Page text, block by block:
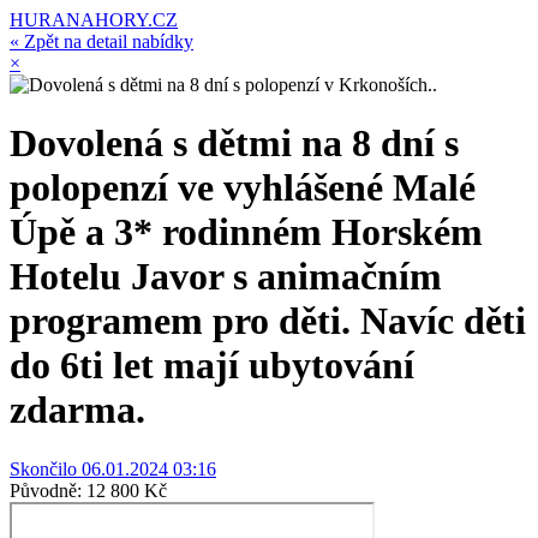
HURANAHORY.CZ
« Zpět na detail nabídky
×
Dovolená s dětmi na 8 dní s
polopenzí ve vyhlášené Malé
Úpě a 3* rodinném Horském
Hotelu Javor s animačním
programem pro děti. Navíc děti
do 6ti let mají ubytování
zdarma.
Skončilo 06.01.2024 03:16
Původně: 12 800 Kč